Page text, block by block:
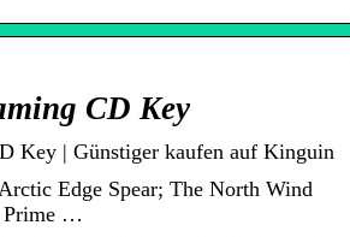
CD Key
Key | Günstiger kaufen auf Kinguin
Edge Spear; The North Wind
Prime …